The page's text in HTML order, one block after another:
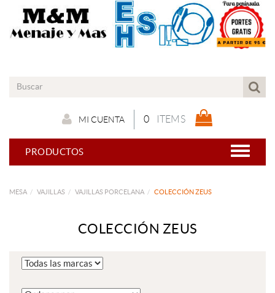
0 ITEMS
MI CUENTA
PRODUCTOS
MESA VAJILLAS VAJILLAS PORCELANA COLECCIÓN ZEUS
COLECCIÓN ZEUS